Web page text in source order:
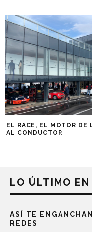
EL RACE, EL MOTOR DE
AL CONDUCTOR
LO ÚLTIMO
ASÍ TE
REDES